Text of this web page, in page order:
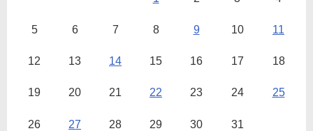
5 6 7 8 9 10 11
12 13 14 15 16 17 18
19 20 21 22 23 24 25
26 27 28 29 30 31